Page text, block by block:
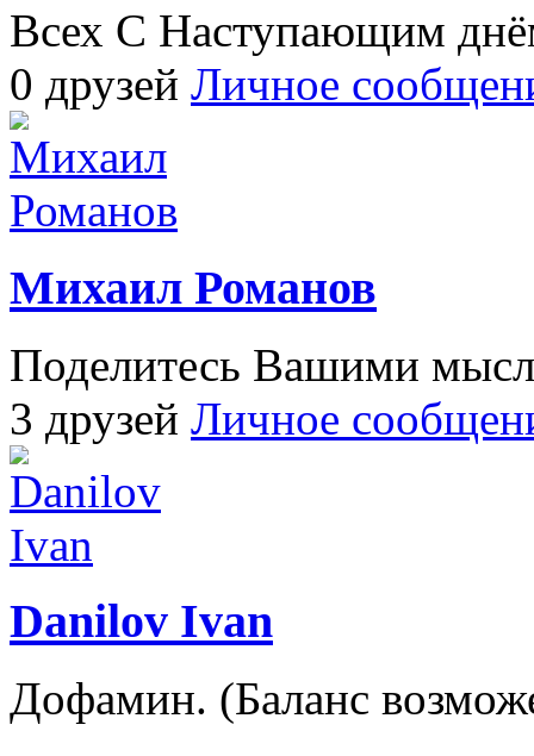
Всех С Наступающим
0 друзей Личное
Михаил Романов
Поделитесь Вашими
3 друзей Личное
Danilov Ivan
Дофамин. (Баланс